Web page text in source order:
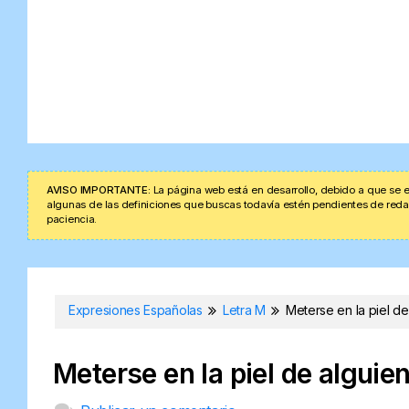
AVISO IMPORTANTE: La página web está en desarrollo, debido a que
algunas de las definiciones que buscas todavía estén pendientes de
paciencia.
Expresiones Españolas Letra M Meterse en la piel
Meterse en la piel de alguien